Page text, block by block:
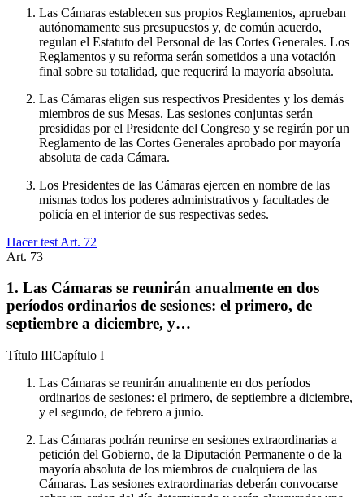
Las Cámaras establecen sus propios Reglamentos, aprueban
autónomamente sus presupuestos y, de común acuerdo,
regulan el Estatuto del Personal de las Cortes Generales. Los
Reglamentos y su reforma serán sometidos a una votación
final sobre su totalidad, que requerirá la mayoría absoluta.
Las Cámaras eligen sus respectivos Presidentes y los demás
miembros de sus Mesas. Las sesiones conjuntas serán
presididas por el Presidente del Congreso y se regirán por un
Reglamento de las Cortes Generales aprobado por mayoría
absoluta de cada Cámara.
Los Presidentes de las Cámaras ejercen en nombre de las
mismas todos los poderes administrativos y facultades de
policía en el interior de sus respectivas sedes.
Hacer test Art. 72
Art. 73
1. Las Cámaras se reunirán anualmente en dos
períodos ordinarios de sesiones: el primero, de
septiembre a diciembre, y…
Título IIICapítulo I
Las Cámaras se reunirán anualmente en dos períodos
ordinarios de sesiones: el primero, de septiembre a diciembre,
y el segundo, de febrero a junio.
Las Cámaras podrán reunirse en sesiones extraordinarias a
petición del Gobierno, de la Diputación Permanente o de la
mayoría absoluta de los miembros de cualquiera de las
Cámaras. Las sesiones extraordinarias deberán convocarse